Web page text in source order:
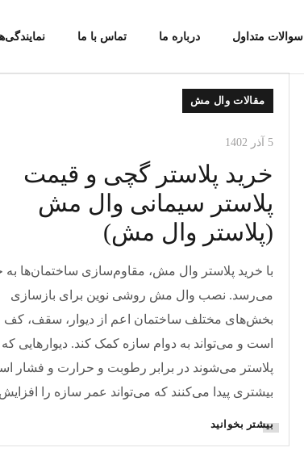
سوالات متداول درباره ما تماس با ما
مقالات وال مش
5 آذر 1402
خرید پلاستر گچی و قیمت
پلاستر سیمانی وال مش
(پلاستر وال مش)
با خرید پلاستر وال مش، مقاوم‌سازی ساختمان‌ها به
می‌رسد. نصب وال مش روشی نوین برای بازسازی
بخش‌های مختلف ساختمان اعم از دیوار، سقف،
است و می‌تواند به دوام سازه کمک کند. دیوارهایی که
پلاستر می‌شوند در برابر رطوبت و حرارت و فشار
بیشتری پیدا می‌کنند که می‌تواند عمر سازه را
بیشتر بخوانید